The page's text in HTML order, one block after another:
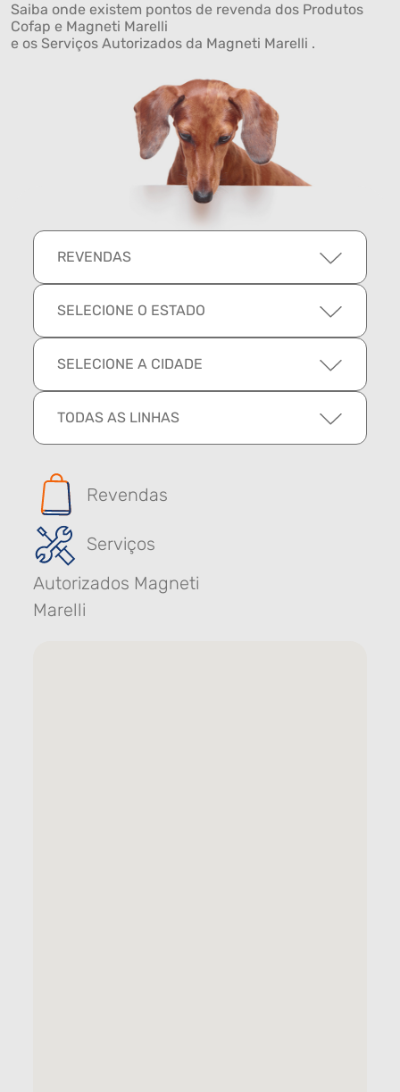
Saiba onde existem pontos de revenda dos Produtos
Cofap e Magneti Marelli
e os Serviços Autorizados da Magneti Marelli .
REVENDAS
SELECIONE O ESTADO
SELECIONE A CIDADE
TODAS AS LINHAS
Revendas
Serviços
Autorizados Magneti
Marelli